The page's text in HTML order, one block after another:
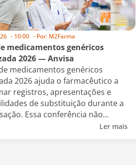
- 10:00 - Por: M2Farma
medicamentos genéricos
2026 — Anvisa
medicamentos genéricos
2026 ajuda o farmacêutico a
registros, apresentações e
de substituição durante a
Essa conferência não...
Ler mais